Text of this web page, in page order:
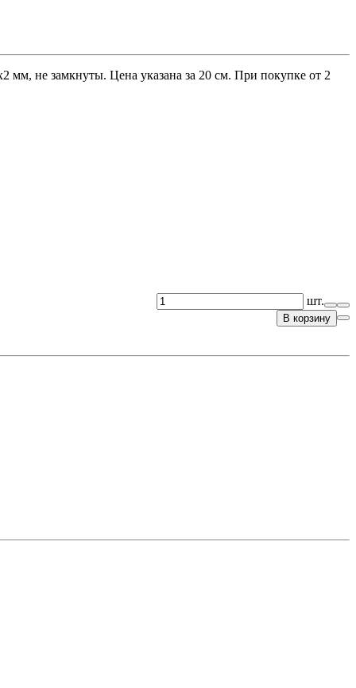
мм, не замкнуты. Цена указана за 20 см. При покупке от 2
шт.
В корзину